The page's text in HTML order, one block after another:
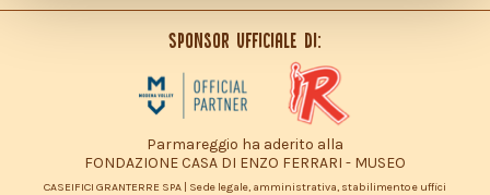
Sponsor ufficiale di:
Parmareggio ha aderito alla
FONDAZIONE CASA DI ENZO FERRARI - MUSEO
CASEIFICI GRANTERRE SPA | Sede legale, amministrativa, stabilimento e uffici